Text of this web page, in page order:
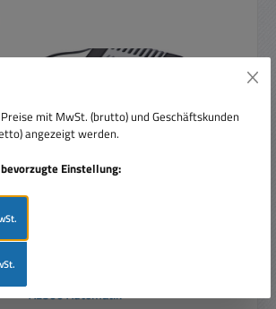
AL800 Automatik
mit MwSt. (brutto) und Geschäftskunden
angezeigt werden.
Einstellung: